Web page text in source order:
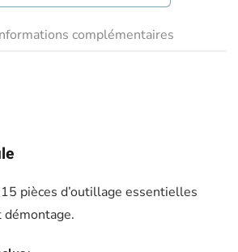
complémentaires
pièces d’outillage essentielles
démontage.